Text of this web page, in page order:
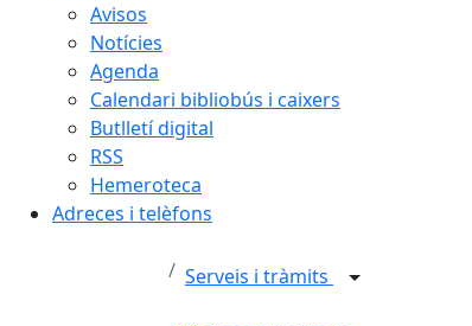
Avisos
Notícies
Agenda
Calendari bibliobús i caixers
Butlletí digital
RSS
Hemeroteca
Adreces i telèfons
Serveis i tràmits